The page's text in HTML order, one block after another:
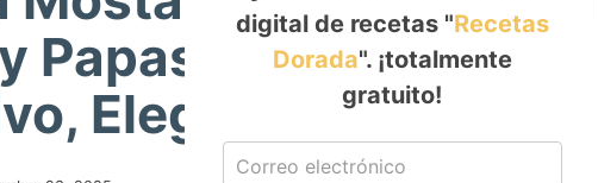
Papas Duquesas : El
Elegante y Sabroso
digital de recetas "Recetas
Dorada". ¡totalmente
gratuito!